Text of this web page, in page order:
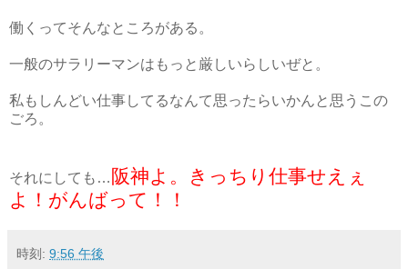
働くってそんなところがある。
一般のサラリーマンはもっと厳しいらしいぜと。
私もしんどい仕事してるなんて思ったらいかんと思うこの
ごろ。
それにしても… 阪神よ。きっちり仕事せえぇ
よ！がんばって！！
時刻: 9:56 午後